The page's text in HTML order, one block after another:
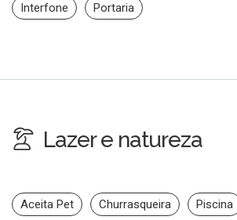
Interfone Portaria
Lazer e natureza
Aceita Pet Churrasqueira Piscina